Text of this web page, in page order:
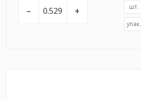
– + шт.
упак.